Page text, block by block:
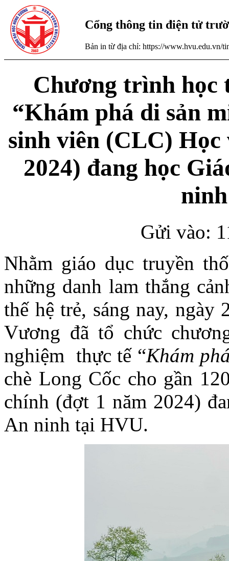
Cổng thông tin điện tử
Bản in từ địa chỉ: https://www.hvu.edu.vn/
Chương trình học
“Khám phá di sản
sinh viên (CLC)
2024) đang học
Gửi vào:
Nhằm giáo dục truyền
những danh lam thắng
thế hệ trẻ, sáng nay,
Vương đã tổ chức
nghiệm thực tế “Khám
chè Long Cốc cho gần
chính (đợt 1 năm 2024)
An ninh tại HVU.